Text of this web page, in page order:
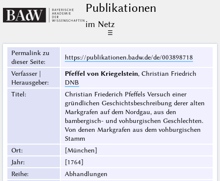
Publikationen
im Netz
☰
Permalink zu
dieser Seite:
https://publikationen.badw.de/de/003898718
Verfasser |
Herausgeber:
Pfeffel von Kriegelstein, Christian Friedrich
DNB
Titel:
Christian Friederich Pfeffels Versuch einer
gründlichen Geschichtsbeschreibung derer alten
Markgrafen auf dem Nordgau, aus den
bambergisch- und vohburgischen Geschlechten.
Von denen Markgrafen aus dem vohburgischen
Stamm
Ort:
[München]
Jahr:
[1764]
Reihe:
Abhandlungen